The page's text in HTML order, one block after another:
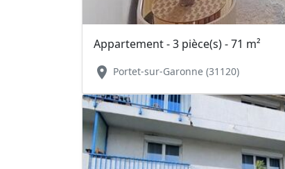
Appartement - 3 pièce(s) - 71 m²
location_on Portet-sur-Garonne (31120)